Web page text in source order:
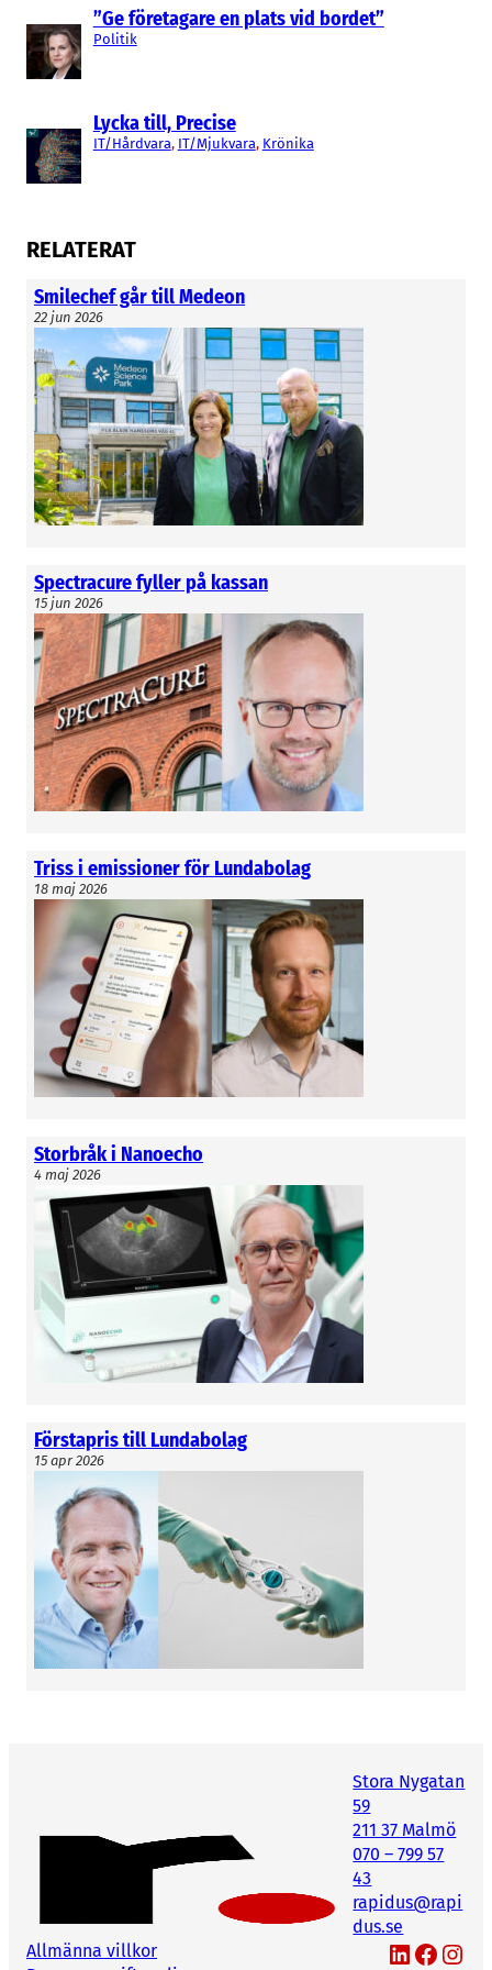
”Ge företagare en plats vid bordet”
Politik
Lycka till, Precise
IT/Hårdvara, IT/Mjukvara, Krönika
RELATERAT
Smilechef går till Medeon
22 jun 2026
Spectracure fyller på kassan
15 jun 2026
Triss i emissioner för Lundabolag
18 maj 2026
Storbråk i Nanoecho
4 maj 2026
Förstapris till Lundabolag
15 apr 2026
Stora Nygatan
59
211 37 Malmö
070 – 799 57
43
rapidus@rapi
dus.se
Allmänna villkor
LinkedIn Facebook Instagram